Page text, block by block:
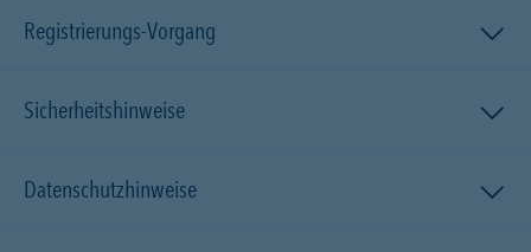
Registrierungs-Vorgang
Sicherheitshinweise
Datenschutzhinweise